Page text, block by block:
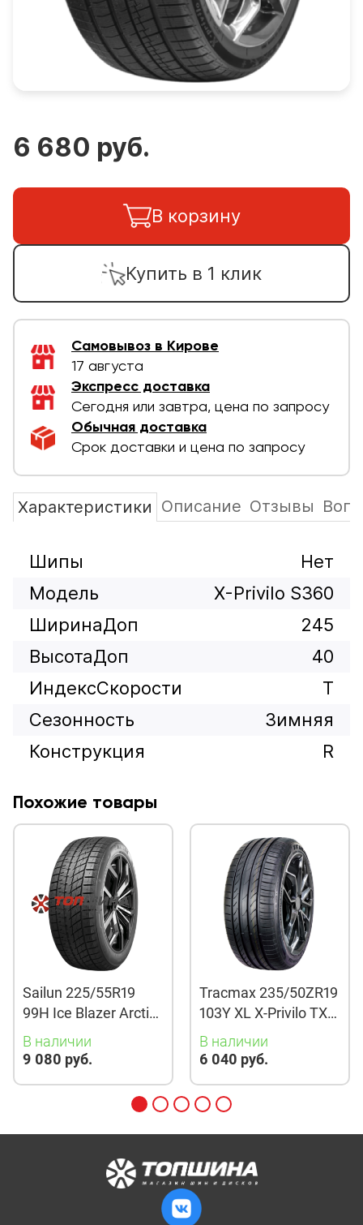
6 680 руб.
В корзину
Купить в 1 клик
Самовывоз в Кирове
17 августа
Экспресс доставка
Сегодня или завтра, цена по запросу
Обычная доставка
Срок доставки и цена по запросу
Характеристики Описание Отзывы
Шипы
Нет
Модель
X-Privilo S360
ШиринаДоп
245
ВысотаДоп
40
ИндексСкорости
T
Сезонность
Зимняя
Конструкция
R
Похожие товары
Sailun 225/55R19
99H Ice Blazer Arctic
Evo TL
В наличии
9 080 руб.
Tracmax 235/50ZR19
103Y XL X-Privilo TX3
TL
В наличии
6 040 руб.